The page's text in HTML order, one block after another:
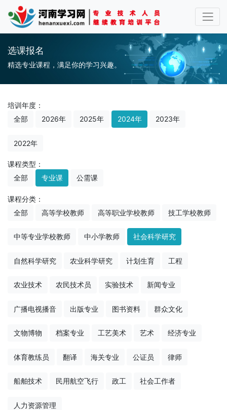
选课报名
精选专业课程，满足你的学习兴趣。
培训年度：
全部
2026年 2025年 2024年 2023年
2022年
课程类型：
全部
专业课 公需课
课程分类：
全部
高等学校教师 高等职业学校教师 技工学校教师
中等专业学校教师 中小学教师 社会科学研究
自然科学研究 农业科学研究 计划生育 工程
农业技术 农民技术员 实验技术 新闻专业
广播电视播音 出版专业 图书资料 群众文化
文物博物 档案专业 工艺美术 艺术 经济专业
体育教练员 翻译 海关专业 公证员 律师
船舶技术 民用航空飞行 政工 社会工作者
人力资源管理